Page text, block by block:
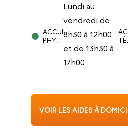
ACCUEIL
PHYSIQUE
Lundi au
vendredi de
8h30 à 12h00
et de 13h30 à
17h00
VOIR LES AIDES À